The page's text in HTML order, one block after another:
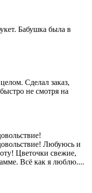
Бабушка была в
Сделал заказ,
не смотря на
Любуюсь и
Цветочки свежие,
Всё как я люблю....